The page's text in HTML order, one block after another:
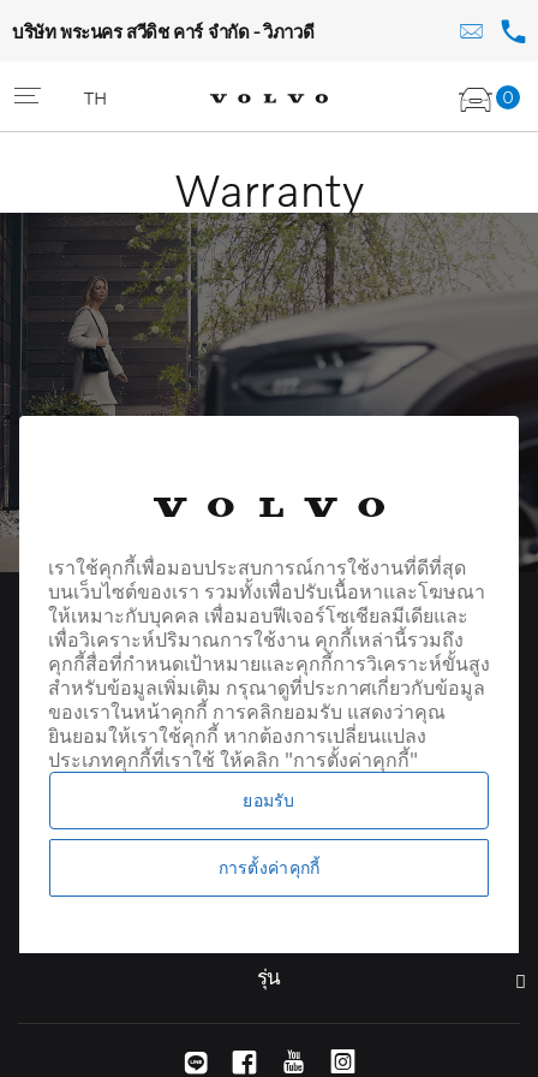
บริษัท พระนคร สวีดิช คาร์ จำกัด - วิภาวดี
0
TH
Warranty
Volvo Selekt
ค้นหาผู้จัดจำหน่าย
รุ่น
เราใช้คุกกี้เพื่อมอบประสบการณ์การใช้งานที่ดีที่สุด
บนเว็บไซต์ของเรา รวมทั้งเพื่อปรับเนื้อหาและโฆษณา
ให้เหมาะกับบุคคล เพื่อมอบฟีเจอร์โซเชียลมีเดียและ
เพื่อวิเคราะห์ปริมาณการใช้งาน คุกกี้เหล่านี้รวมถึง
คุกกี้สื่อที่กำหนดเป้าหมายและคุกกี้การวิเคราะห์ขั้นสูง
สำหรับข้อมูลเพิ่มเติม กรุณาดูที่ประกาศเกี่ยวกับข้อมูล
ของเราในหน้าคุกกี้ การคลิกยอมรับ แสดงว่าคุณ
ยินยอมให้เราใช้คุกกี้ หากต้องการเปลี่ยนแปลง
ประเภทคุกกี้ที่เราใช้ ให้คลิก "การตั้งค่าคุกกี้"
ยอมรับ
การตั้งค่าคุกกี้